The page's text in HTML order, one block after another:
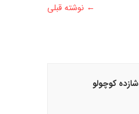
← نوشته قبلی
شازده کوچولو